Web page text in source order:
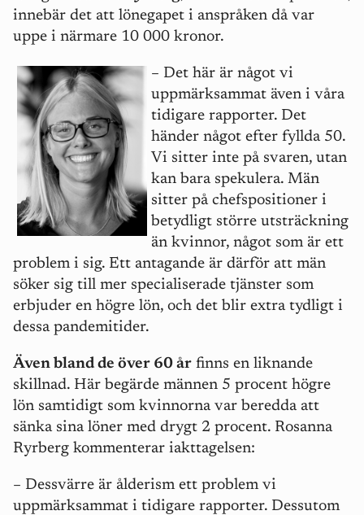
innebär det att lönegapet i anspråken då var
uppe i närmare 10 000 kronor.
– Det här är något vi
uppmärksammat även i våra
tidigare rapporter. Det
händer något efter fyllda 50.
Vi sitter inte på svaren, utan
kan bara spekulera. Män
sitter på chefspositioner i
betydligt större utsträckning
än kvinnor, något som är ett
problem i sig. Ett antagande är därför att män
söker sig till mer specialiserade tjänster som
erbjuder en högre lön, och det blir extra tydligt i
dessa pandemitider.
Även bland de över 60 år finns en liknande
skillnad. Här begärde männen 5 procent högre
lön samtidigt som kvinnorna var beredda att
sänka sina löner med drygt 2 procent. Rosanna
Ryrberg kommenterar iakttagelsen:
– Dessvärre är ålderism ett problem vi
uppmärksammat i tidigare rapporter. Dessutom